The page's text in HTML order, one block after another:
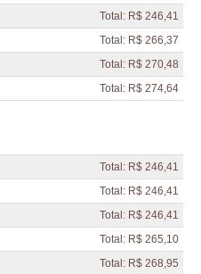
Total: R$ 246,41
Total: R$ 266,37
Total: R$ 270,48
Total: R$ 274,64
Total: R$ 246,41
Total: R$ 246,41
Total: R$ 246,41
Total: R$ 265,10
Total: R$ 268,95